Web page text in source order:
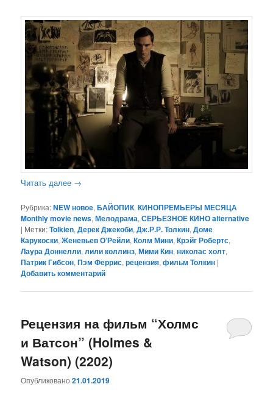
Читать далее →
Рубрика:NEW новое,БАЙОПИК,КИНОПРЕМЬЕРЫ МЕСЯЦА
Monthly movie news,Мелодрама,СЕРЬЕЗНОЕ КИНО alternative
| Метки:Tolkien,Дерек Джекоби,Дж.Р.Р. Толкин,Доме
Карукоски,Женевьев О’Рейли,Колм Мини,Крэйг Робертс,
Лаура Доннелли,лили коллинз,Мими Кин,николас холт,
Патрик Гибсон,Пэм Феррис,рецензия,фильм Толкин |
Добавить комментарий
Рецензия на фильм “Холмс
и Ватсон” (Holmes &
Watson) (2202)
Опубликовано21.01.2019